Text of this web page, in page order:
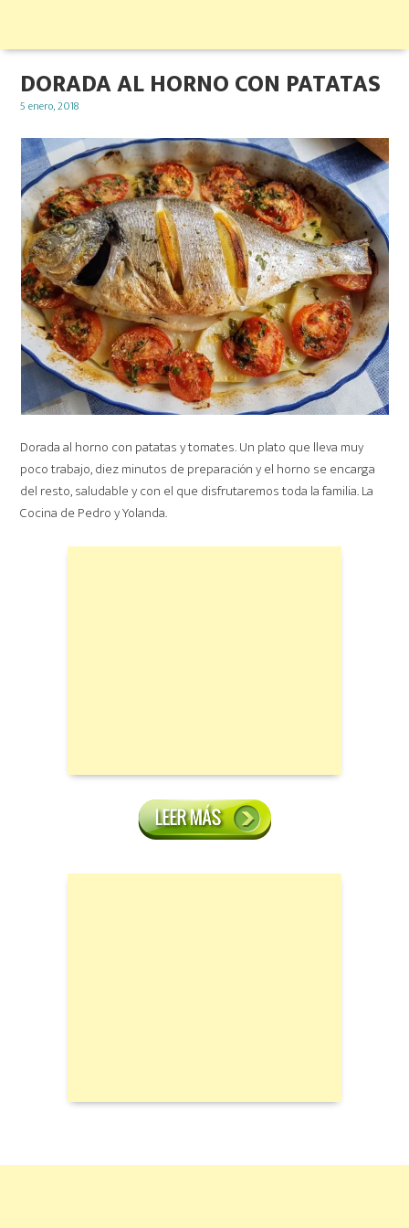
DORADA AL HORNO CON PATATAS
Posted
5 enero, 2018
Dorada al horno con patatas y tomates. Un plato que lleva muy
poco trabajo, diez minutos de preparación y el horno se encarga
del resto, saludable y con el que disfrutaremos toda la familia. La
Cocina de Pedro y Yolanda.